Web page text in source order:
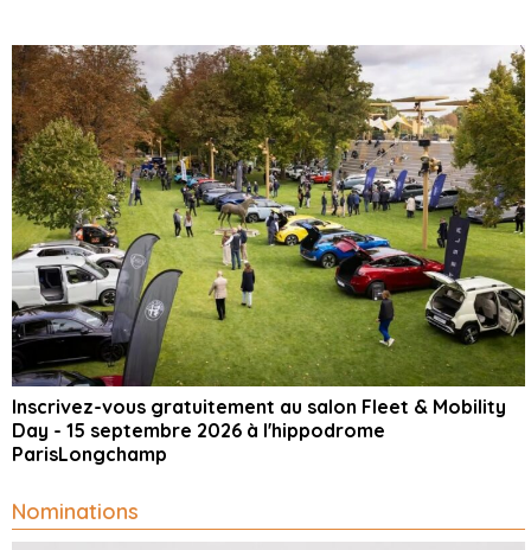
Inscrivez-vous gratuitement au salon Fleet & Mobility
Day - 15 septembre 2026 à l'hippodrome
ParisLongchamp
Nominations